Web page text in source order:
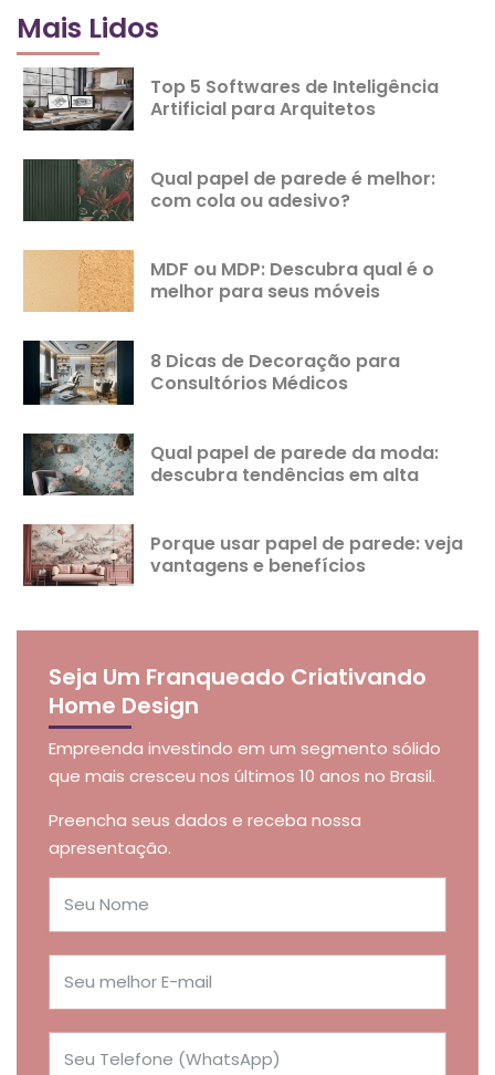
Seja Um Franqueado Criativando
Home Design
Empreenda investindo em um segmento sólido
que mais cresceu nos últimos 10 anos no Brasil.
Preencha seus dados e receba nossa
apresentação.
Mais Lidos
Top 5 Softwares de Inteligência
Artificial para Arquitetos
Qual papel de parede é melhor:
com cola ou adesivo?
MDF ou MDP: Descubra qual é o
melhor para seus móveis
8 Dicas de Decoração para
Consultórios Médicos
Qual papel de parede da moda:
descubra tendências em alta
Porque usar papel de parede: veja
vantagens e benefícios